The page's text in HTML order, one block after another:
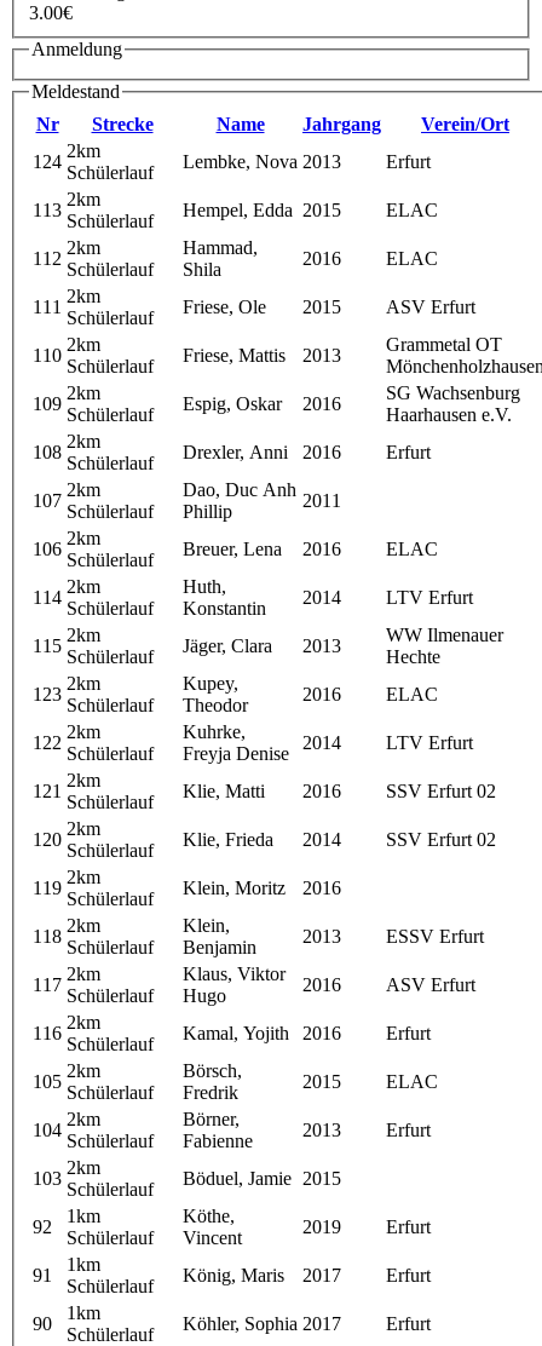
3.00€
Anmeldung
Meldestand
Nr
Strecke Name Jahrgang
Verein/Ort
124
2km
Schülerlauf
Lembke, Nova 2013 Erfurt
113
2km
Schülerlauf
Hempel, Edda 2015 ELAC
112
2km
Schülerlauf
Hammad,
Shila
2016 ELAC
111
2km
Schülerlauf
Friese, Ole 2015 ASV Erfurt
110
2km
Schülerlauf
Friese, Mattis 2013
Grammetal OT
109
2km
Schülerlauf
Espig, Oskar 2016
SG Wachsenburg
Haarhausen e.V.
108
2km
Schülerlauf
Drexler, Anni 2016 Erfurt
107
2km
Schülerlauf
Dao, Duc Anh
Phillip
2011
106
2km
Schülerlauf
Breuer, Lena 2016 ELAC
114
2km
Schülerlauf
Huth,
Konstantin
2014 LTV Erfurt
115
2km
Schülerlauf
Jäger, Clara 2013
WW Ilmenauer
Hechte
123
2km
Schülerlauf
Kupey,
Theodor
2016 ELAC
122
2km
Schülerlauf
Kuhrke,
Freyja Denise
2014 LTV Erfurt
121
2km
Schülerlauf
Klie, Matti 2016 SSV Erfurt 02
120
2km
Schülerlauf
Klie, Frieda 2014 SSV Erfurt 02
119
2km
Schülerlauf
Klein, Moritz 2016
118
2km
Schülerlauf
Klein,
Benjamin
2013 ESSV Erfurt
117
2km
Schülerlauf
Klaus, Viktor
Hugo
2016 ASV Erfurt
116
2km
Schülerlauf
Kamal, Yojith 2016 Erfurt
105
2km
Schülerlauf
Börsch,
Fredrik
2015 ELAC
104
2km
Schülerlauf
Börner,
Fabienne
2013 Erfurt
103
2km
Schülerlauf
Böduel, Jamie 2015
92
1km
Schülerlauf
Köthe,
Vincent
2019 Erfurt
91
1km
Schülerlauf
König, Maris 2017 Erfurt
90
1km
Schülerlauf
Köhler, Sophia 2017 Erfurt